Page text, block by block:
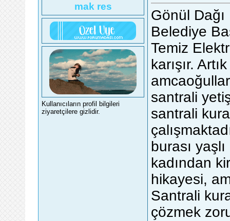
mak res
Kullanıcıların profil bilgileri
ziyaretçilere gizlidir.
Gönül
Belediye
Temiz
karışır.
santrali
santrali
burası yaşlı
kadından
hikayesi,
Santrali
çözmek